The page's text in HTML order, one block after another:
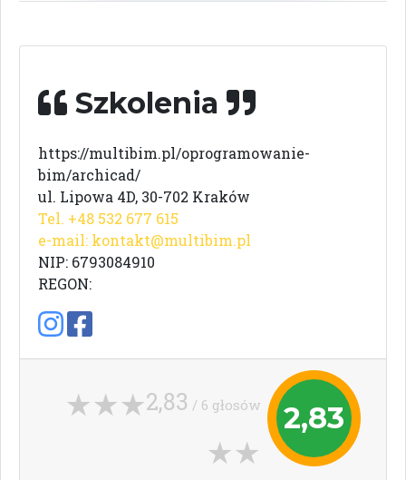
Szkolenia
https://multibim.pl/oprogramowanie-
bim/archicad/
ul. Lipowa 4D, 30-702 Kraków
Tel. +48 532 677 615
e-mail: kontakt@multibim.pl
NIP: 6793084910
REGON:
2,83
2,83 / 6 głosów